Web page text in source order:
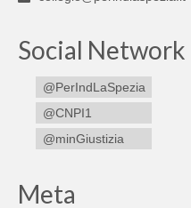
Social Network
@PerIndLaSpezia
@CNPI1
@minGiustizia
Meta